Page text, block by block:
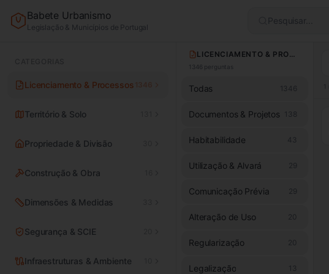
Babete Urbanismo
Legislação & Municípios de Portugal
Pesquisar...
Licenciamento & Processos
Território & Solo
Propriedade & Divisão
Construção & Obra
Dimensões & Medidas
Segurança & SCIE
Infraestruturas & Ambiente
LICENCIAMENTO & PROCESSOS
1346 perguntas
Todas 1346
Documentos & Projetos 138
Habitabilidade 43
Utilização & Alvará 29
Comunicação Prévia 29
Alteração de Uso 20
Regularização 20
Legalização 13
1